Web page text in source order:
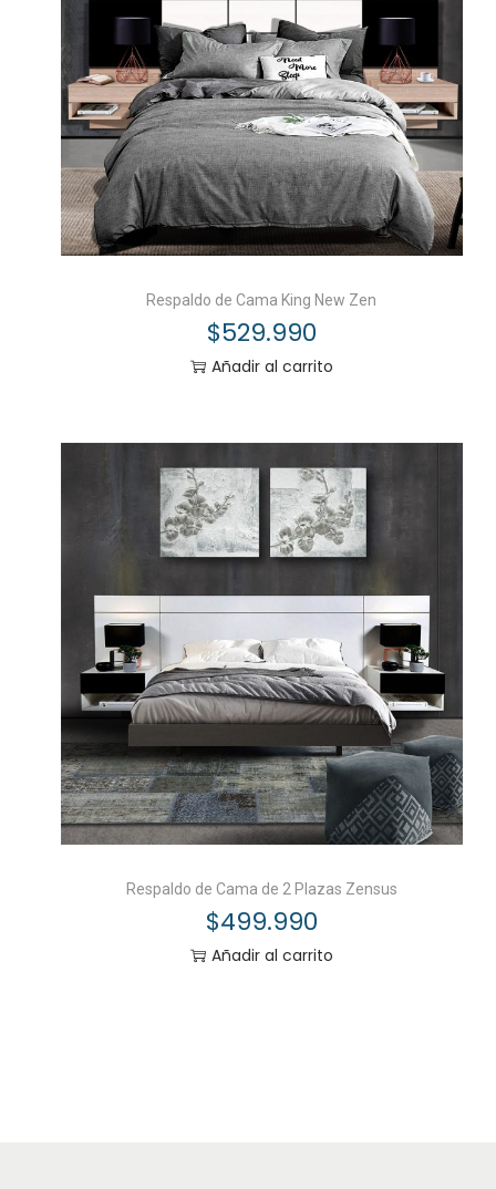
Respaldo de Cama King New Zen
$529.990
Añadir al carrito
Respaldo de Cama de 2 Plazas Zensus
$499.990
Añadir al carrito